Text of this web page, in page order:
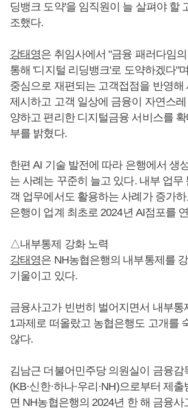
딩뱅크 도약'을 임직원이 늘 살펴야 할
조했다.
강태영은 취임사에서 "금융 패러다임
통해 '디지털 리딩뱅크'로 도약하겠다"
중심으로 재편되는 고객접점을 반영해
제시하고 고객 일상에 금융이 자연스
양하고 편리한 디지털금융 서비스를
부를 밝혔다.
한편 AI 기술 발전에 따라 은행에서 생
는 사례는 꾸준히 늘고 있다. 내부 업무
객 업무에서도 활용하는 사례가 증가
은행이 업계 최초로 2024년 AI점포를
△내부통제 강화 노력
강태영은 NH농협은행의 내부통제를
기울이고 있다.
금융사고가 빈번히 벌어지면서 내부통
1과제로 떠올랐고 농협은행도 고개를
않다.
김남근 더불어민주당 의원실이 금융감
(KB·신한·하나·우리·NH)으로부터 제
면 NH농협은행의 2024년 한 해 금융사